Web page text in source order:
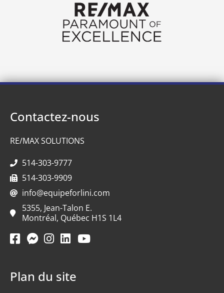
Contactez-nous
RE/MAX SOLUTIONS
514-303-9777
514-303-9909
info@equipeforlini.com
5355, Jean-Talon E.
Montréal, Québec H1S 1L4
Plan du site